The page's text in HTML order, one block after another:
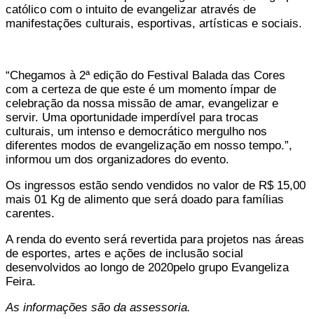
católico com o intuito de evangelizar através de
manifestações culturais, esportivas, artísticas e sociais.
“Chegamos à 2ª edição do Festival Balada das Cores
com a certeza de que este é um momento ímpar de
celebração da nossa missão de amar, evangelizar e
servir. Uma oportunidade imperdível para trocas
culturais, um intenso e democrático mergulho nos
diferentes modos de evangelização em nosso tempo.”,
informou um dos organizadores do evento.
Os ingressos estão sendo vendidos no valor de R$ 15,00
mais 01 Kg de alimento que será doado para famílias
carentes.
A renda do evento será revertida para projetos nas áreas
de esportes, artes e ações de inclusão social
desenvolvidos ao longo de 2020pelo grupo Evangeliza
Feira.
As informações são da assessoria.